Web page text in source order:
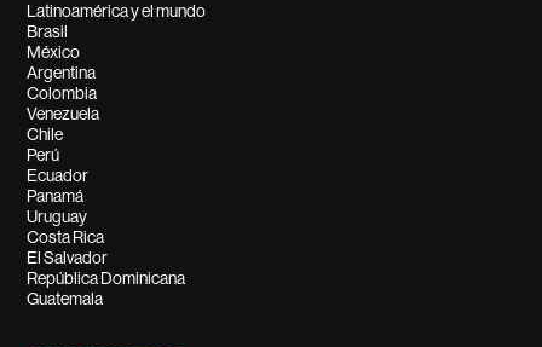
Latinoamérica y el mundo
Brasil
México
Argentina
Colombia
Venezuela
Chile
Perú
Ecuador
Panamá
Uruguay
Costa Rica
El Salvador
República Dominicana
Guatemala